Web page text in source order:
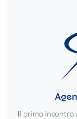
Il primo incontro